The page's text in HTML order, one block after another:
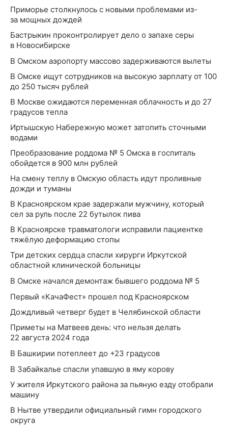
Приморье столкнулось с новыми проблемами из-
за мощных дождей
Бастрыкин проконтролирует дело о запахе серы
в Новосибирске
В Омском аэропорту массово задерживаются вылеты
В Омске ищут сотрудников на высокую зарплату от 100
до 250 тысяч рублей
В Москве ожидаются переменная облачность и до 27
градусов тепла
Иртышскую Набережную может затопить сточными
водами
Преобразование роддома № 5 Омска в госпиталь
обойдется в 900 млн рублей
На смену теплу в Омскую область идут проливные
дожди и туманы
В Красноярском крае задержали мужчину, который
сел за руль после 22 бутылок пива
В Красноярске травматологи исправили пациентке
тяжёлую деформацию стопы
Три детских сердца спасли хирурги Иркутской
областной клинической больницы
В Омске начался демонтаж бывшего роддома № 5
Первый «КачаФест» прошел под Красноярском
Дождливый четверг будет в Челябинской области
Приметы на Матвеев день: что нельзя делать
22 августа 2024 года
В Башкирии потеплеет до +23 градусов
В Забайкалье спасли упавшую в яму корову
У жителя Иркутского района за пьяную езду отобрали
машину
В Нытве утвердили официальный гимн городского
округа